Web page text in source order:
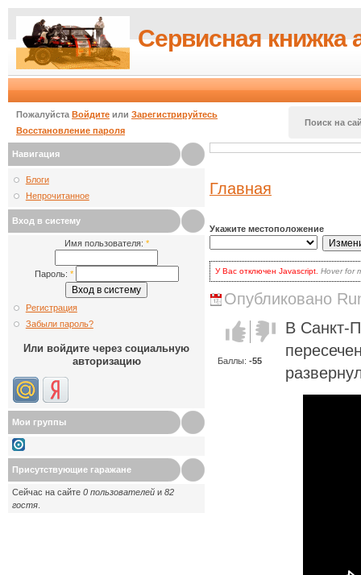
Сервисная книжка
Пожалуйста Войдите или Зарегистрируйтесь
Восстановление пароля
Поиск на
Навигация
Блоги
Непрочитанное
Вход в систему
Имя пользователя: *
Пароль: *
Регистрация
Забыли пароль?
Или войдите через социальную
авторизацию
Мои группы
Присутствующие гаражане
Сейчас на сайте 0 пользователей и 82
гостя
Главная
Укажите местоположение
У Вас отключен Javascript. Hover for
для волнения: вы по-прежнему
включить Javascriptв браузере и
наиболее продвинутых.
Кликать на кнопке
выбора.
Опубликовано
Голос за!Голос
против!
Баллы: -55
В Санкт-